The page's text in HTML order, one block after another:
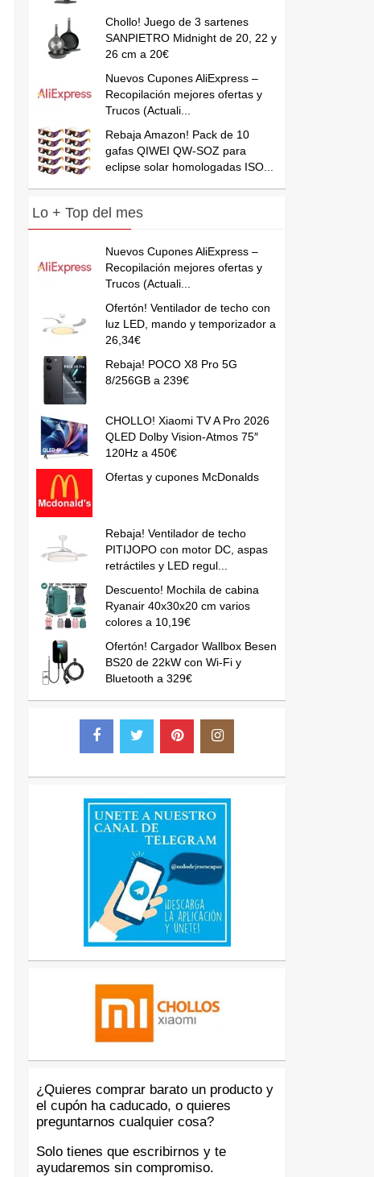
Chollo! Juego de 3 sartenes
SANPIETRO Midnight de 20, 22 y
26 cm a 20€
Nuevos Cupones AliExpress –
Recopilación mejores ofertas y
Trucos (Actuali...
Rebaja Amazon! Pack de 10
gafas QIWEI QW-SOZ para
eclipse solar homologadas ISO...
Lo + Top del mes
Nuevos Cupones AliExpress –
Recopilación mejores ofertas y
Trucos (Actuali...
Ofertón! Ventilador de techo con
luz LED, mando y temporizador a
26,34€
Rebaja! POCO X8 Pro 5G
8/256GB a 239€
CHOLLO! Xiaomi TV A Pro 2026
QLED Dolby Vision-Atmos 75″
120Hz a 450€
Ofertas y cupones McDonalds
Rebaja! Ventilador de techo
PITIJOPO con motor DC, aspas
retráctiles y LED regul...
Descuento! Mochila de cabina
Ryanair 40x30x20 cm varios
colores a 10,19€
Ofertón! Cargador Wallbox Besen
BS20 de 22kW con Wi-Fi y
Bluetooth a 329€
¿Quieres comprar barato un producto y
el cupón ha caducado, o quieres
preguntarnos cualquier cosa?
Solo tienes que escribirnos y te
ayudaremos sin compromiso.